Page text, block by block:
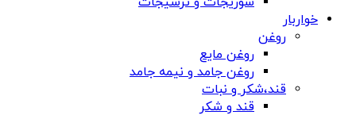
خواربار
روغن
روغن مایع
روغن جامد و نیمه جامد
قند،شکر و نبات
قند و شکر